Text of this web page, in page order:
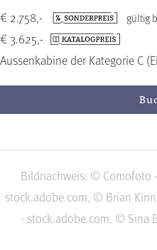
Aussenkabine der Kategorie C
€ 2.758,- gültig
€ 3.625,-
Bildnachweis: © Comofoto
stock.adobe.com, © Brian
- stock.adobe.com, © Sina